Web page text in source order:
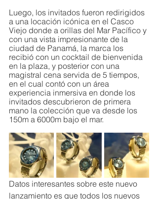
Luego, los invitados fueron redirigidos
a una locación icónica en el Casco
Viejo donde a orillas del Mar Pacífico y
con una vista impresionante de la
ciudad de Panamá, la marca los
recibió con un cocktail de bienvenida
en la plaza, y posterior con una
magistral cena servida de 5 tiempos,
en el cual contó con un área
experiencia inmersiva en donde los
invitados descubrieron de primera
mano la colección que va desde los
150m a 6000m bajo el mar.
Datos interesantes sobre este nuevo
lanzamiento es que todos los nuevos